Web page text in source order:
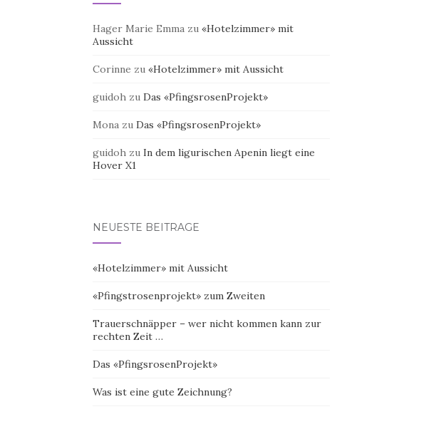
Hager Marie Emmazu «Hotelzimmer» mit
Aussicht
Corinne zu «Hotelzimmer» mit Aussicht
guidohzu Das «PfingsrosenProjekt»
Monazu Das «PfingsrosenProjekt»
guidohzu In dem ligurischen Apenin liegt eine
Hover X1
NEUESTE BEITRÄGE
«Hotelzimmer» mit Aussicht
«Pfingstrosenprojekt» zum Zweiten
Trauerschnäpper – wer nicht kommen kann zur
rechten Zeit …
Das «PfingsrosenProjekt»
Was ist eine gute Zeichnung?